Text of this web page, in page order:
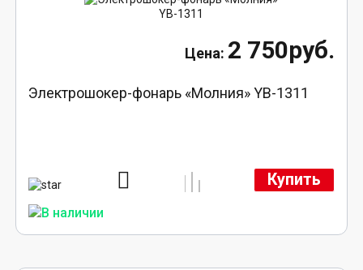
2 750руб.
Электрошокер-фонарь «Молния» YB-1311
Купить